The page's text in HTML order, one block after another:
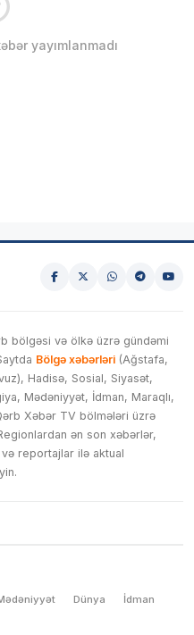
yayımlanmadı
bölgəsi və ölkə üzrə gündəmi
Bölgə xəbərləri (Ağstafa,
Hadisə, Sosial, Siyasət,
Mədəniyyət, İdman, Maraqlı,
Xəbər TV bölmələri üzrə
ən son xəbərlər,
reportajlar ilə aktual
Dünya İdman